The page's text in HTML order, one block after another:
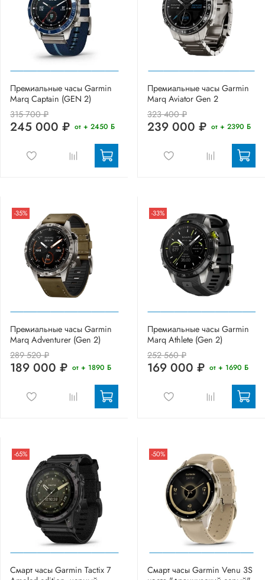
Премиальные часы Garmin
Marq Captain (GEN 2)
315 700 ₽
245 000 ₽ от + 2450 Б
Премиальные часы Garmin
Marq Aviator Gen 2
323 400 ₽
239 000 ₽ от + 2390 Б
-35%
Премиальные часы Garmin
Marq Adventurer (Gen 2)
289 520 ₽
189 000 ₽ от + 1890 Б
-33%
Премиальные часы Garmin
Marq Athlete (Gen 2)
252 560 ₽
169 000 ₽ от + 1690 Б
-65%
Смарт часы Garmin Tactix 7
-50%
Смарт часы Garmin Venu 3S